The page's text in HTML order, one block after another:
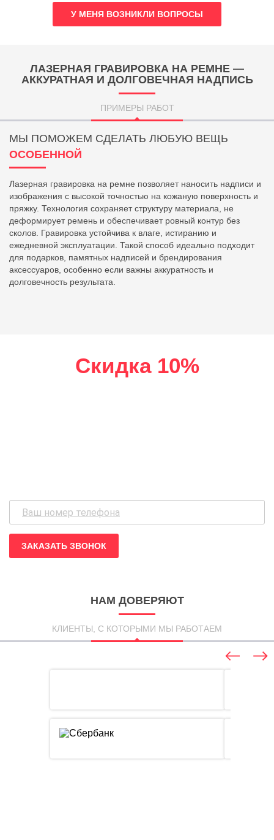
У МЕНЯ ВОЗНИКЛИ ВОПРОСЫ
ЛАЗЕРНАЯ ГРАВИРОВКА НА РЕМНЕ —
АККУРАТНАЯ И ДОЛГОВЕЧНАЯ НАДПИСЬ
ПРИМЕРЫ РАБОТ
МЫ ПОМОЖЕМ СДЕЛАТЬ ЛЮБУЮ ВЕЩЬ
ОСОБЕННОЙ
Лазерная гравировка на ремне позволяет наносить надписи и
изображения с высокой точностью на кожаную поверхность и
пряжку. Технология сохраняет структуру материала, не
деформирует ремень и обеспечивает ровный контур без
сколов. Гравировка устойчива к влаге, истиранию и
ежедневной эксплуатации. Такой способ идеально подходит
для подарков, памятных надписей и брендирования
аксессуаров, особенно если важны аккуратность и
долговечность результата.
Скидка 10%
ЗАКАЗАТЬ ЗВОНОК
НАМ ДОВЕРЯЮТ
КЛИЕНТЫ, С КОТОРЫМИ МЫ РАБОТАЕМ